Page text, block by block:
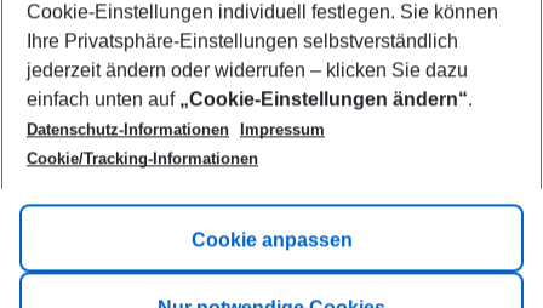
Footer
Footer navigation
Title A
Link A
Cookie-Einstellungen individuell festlegen. Sie können
Ihre Privatsphäre-Einstellungen selbstverständlich
jederzeit ändern oder widerrufen – klicken Sie dazu
einfach unten auf „Cookie-Einstellungen ändern“.
Datenschutz-Informationen
Impressum
Cookie/Tracking-Informationen
Cookie anpassen